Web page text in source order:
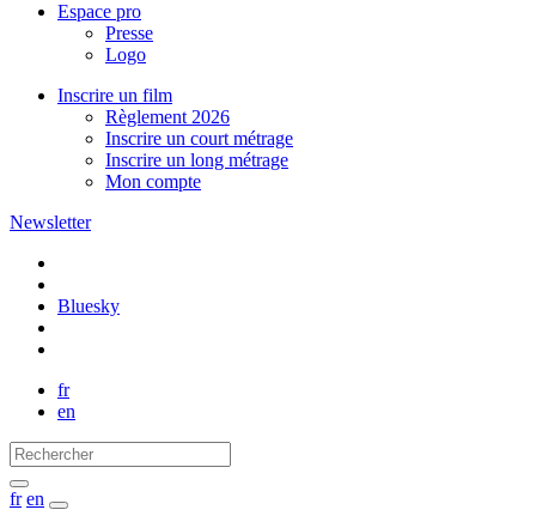
Espace pro
Presse
Logo
Inscrire un film
Règlement 2026
Inscrire un court métrage
Inscrire un long métrage
Mon compte
Newsletter
Bluesky
fr
en
fr en